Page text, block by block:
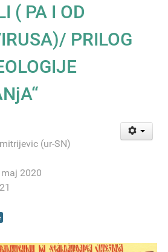
( PA I OD
PRILOG
(ur-SN)
2020